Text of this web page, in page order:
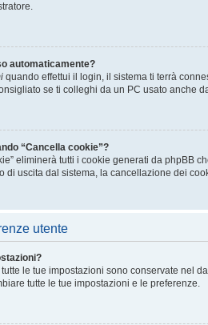
automaticamente?
quando effettui il login, il sistema ti terrà
se ti colleghi da un PC usato anche
“Cancella cookie”?
eliminerà tutti i cookie generati da phpBB
di uscita dal sistema, la cancellazione dei
utente
le tue impostazioni sono conservate nel
tutte le tue impostazioni e le preferenze.